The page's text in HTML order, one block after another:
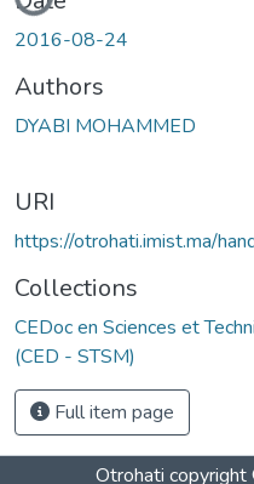
2016-08-24
Authors
DYABI MOHAMMED
URI
https://otrohati.imist.ma/
Collections
CEDoc en Sciences et
(CED - STSM)
Full item page
Otrohati